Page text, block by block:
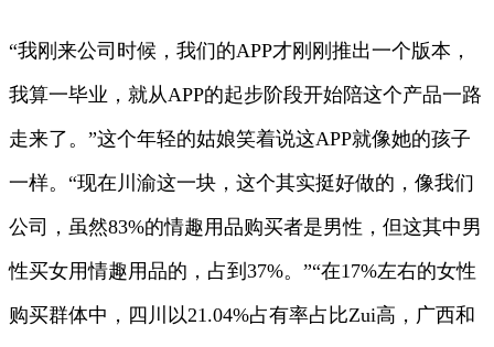
“我刚来公司时候，我们的APP才刚刚推出一个版本，
我算一毕业，就从APP的起步阶段开始陪这个产品一路
走来了。”这个年轻的姑娘笑着说这APP就像她的孩子
一样。“现在川渝这一块，这个其实挺好做的，像我们
公司，虽然83%的情趣用品购买者是男性，但这其中男
性买女用情趣用品的，占到37%。”“在17%左右的女性
购买群体中，四川以21.04%占有率占比Zui高，广西和